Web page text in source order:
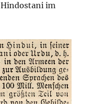
Hindostani im